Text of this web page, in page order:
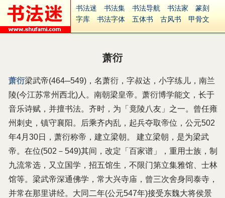
书法迷 书法集 书法导航 书法家
篆刻
字库
书法字体 五体书 古风书
甲骨文
字形 大字
中医 象棋
字体下载
免费字体 中文字体
英文字体
Ai矢量
P图宝 南无阿弥陀佛
意见反馈
安全网站
捐赠 繁體版
萧衍
萧衍梁武帝(464─549)，名萧衍，字叔达，小字练儿，南兰
陵(今江苏常州西北)人。南朝梁皇帝。萧衍博学能文，长于
音乐诗赋，并擅书法。齐时，为「竟陵八友」之一。曾任雍
州刺史，镇守襄阳。后乘齐内乱，起兵夺取帝位，公元502
年4月30日，萧衍称帝，建立梁朝。 建立梁朝，是为梁武
帝。在位(502－549)其间，改定「百家谱」，重用士族，制
九流常选，又立国学，招五馆生，不限门第立集雅馆、士林
馆等。梁武帝深通佛学，常大兴寺庙，曾三次舍身同泰寺，
并常在那里讲经。大同二年(公元547年)接受东魏大将侯景